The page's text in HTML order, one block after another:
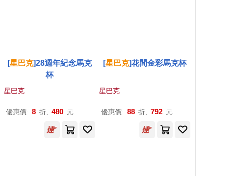
[星巴克]28週年紀念馬克
杯
星巴克
優惠價: 8 折, 480 元
[星巴克]花間金彩馬克杯
星巴克
優惠價: 88 折, 792 元